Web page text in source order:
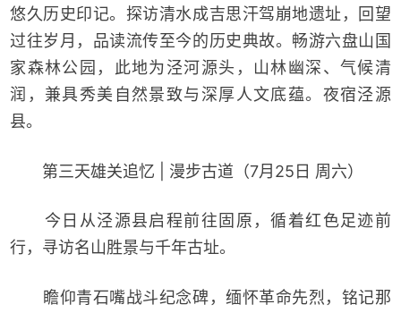
悠久历史印记。探访清水成吉思汗驾崩地遗址，回望
过往岁月，品读流传至今的历史典故。畅游六盘山国
家森林公园，此地为泾河源头，山林幽深、气候清
润，兼具秀美自然景致与深厚人文底蕴。夜宿泾源
县。
第三天雄关追忆 | 漫步古道（7月25日 周六）
今日从泾源县启程前往固原，循着红色足迹前
行，寻访名山胜景与千年古址。
瞻仰青石嘴战斗纪念碑，缅怀革命先烈，铭记那